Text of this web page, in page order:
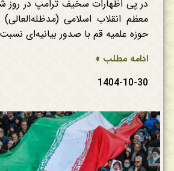
در پی اظهارات سخیف ترامپ در روز
معظم انقلاب اسلامی
حوزه علمیه قم با صدور بیانیه‌ای
ادامه مطلب »
1404-10-30